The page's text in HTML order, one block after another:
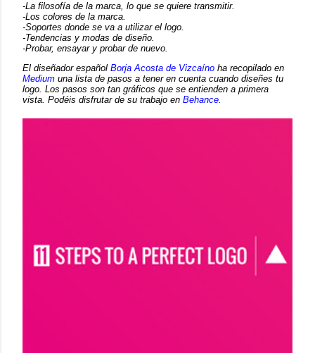
-La filosofía de la marca, lo que se quiere transmitir.
-Los colores de la marca.
-Soportes donde se va a utilizar el logo.
-Tendencias y modas de diseño.
-Probar, ensayar y probar de nuevo.
El diseñador español Borja Acosta de Vizcaíno ha recopilado en
Medium una lista de pasos a tener en cuenta cuando diseñes tu
logo. Los pasos son tan gráficos que se entienden a primera
vista. Podéis disfrutar de su trabajo en Behance.